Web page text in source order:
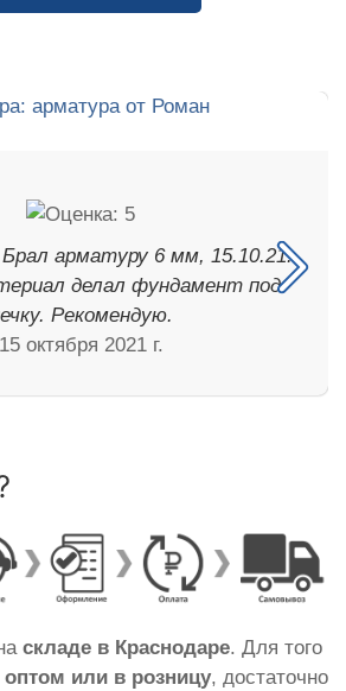
арматуру 6 мм, 15.10.21.
делал фундамент под
Рекомендую.
15 октября 2021 г.
складе в Краснодаре. Для того
оптом или в розницу, достаточно